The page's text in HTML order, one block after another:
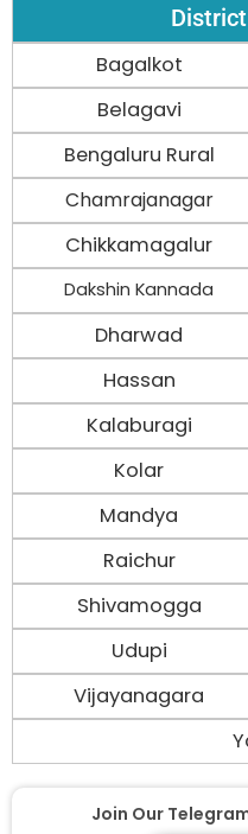
Bagalkot
Belagavi
Bengaluru Rural
Chamrajanagar
Chikkamagalur
Dakshin Kannada
Dharwad
Hassan
Kalaburagi
Kolar
Mandya
Raichur
Shivamogga
Udupi
Vijayanagara
Join Our